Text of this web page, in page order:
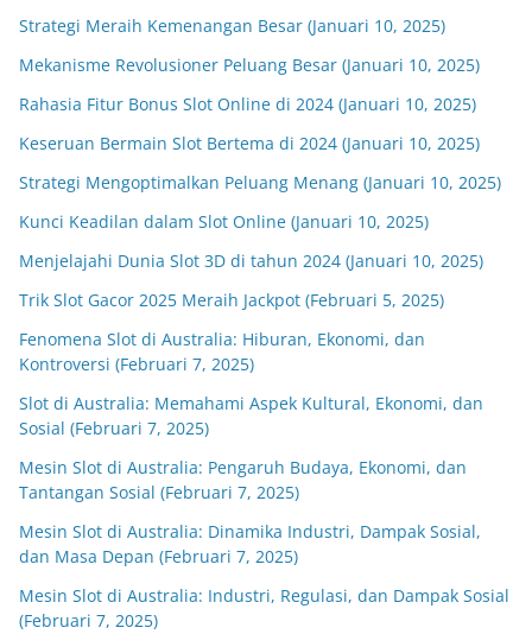
Strategi Meraih Kemenangan Besar (Januari 10, 2025)
Mekanisme Revolusioner Peluang Besar (Januari 10, 2025)
Rahasia Fitur Bonus Slot Online di 2024 (Januari 10, 2025)
Keseruan Bermain Slot Bertema di 2024 (Januari 10, 2025)
Strategi Mengoptimalkan Peluang Menang (Januari 10, 2025)
Kunci Keadilan dalam Slot Online (Januari 10, 2025)
Menjelajahi Dunia Slot 3D di tahun 2024 (Januari 10, 2025)
Trik Slot Gacor 2025 Meraih Jackpot (Februari 5, 2025)
Fenomena Slot di Australia: Hiburan, Ekonomi, dan
Kontroversi (Februari 7, 2025)
Slot di Australia: Memahami Aspek Kultural, Ekonomi, dan
Sosial (Februari 7, 2025)
Mesin Slot di Australia: Pengaruh Budaya, Ekonomi, dan
Tantangan Sosial (Februari 7, 2025)
Mesin Slot di Australia: Dinamika Industri, Dampak Sosial,
dan Masa Depan (Februari 7, 2025)
Mesin Slot di Australia: Industri, Regulasi, dan Dampak Sosial
(Februari 7, 2025)